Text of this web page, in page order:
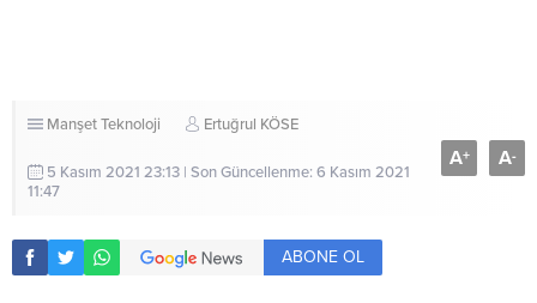
ManşetTeknoloji Ertuğrul KÖSE
5 Kasım 2021 23:13 | Son Güncellenme: 6 Kasım 2021
11:47
A+ A-
ABONE OL